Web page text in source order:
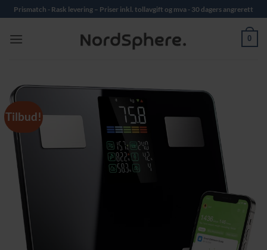
Skip
to
content
Prismatch - Rask levering – Priser inkl. tollavgift og mva - 30 dagers angrerett
0
Tilbud!